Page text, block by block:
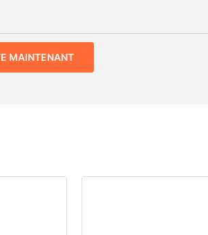
MAINTENANT